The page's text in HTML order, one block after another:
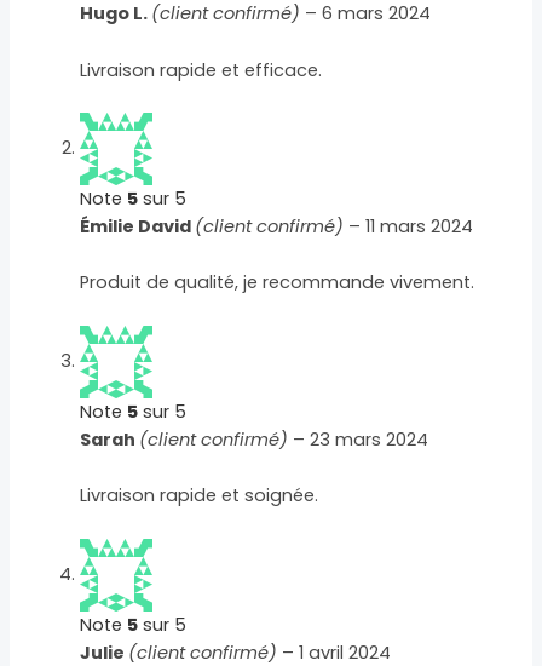
Hugo L. (client confirmé) – 6 mars 2024
Livraison rapide et efficace.
Note 5 sur 5
Émilie David (client confirmé) – 11 mars 2024
Produit de qualité, je recommande vivement.
Note 5 sur 5
Sarah (client confirmé) – 23 mars 2024
Livraison rapide et soignée.
Note 5 sur 5
Julie (client confirmé) – 1 avril 2024